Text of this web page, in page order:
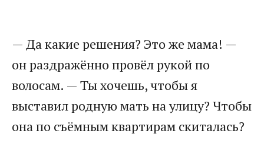
— Да какие решения? Это же мама! —
он раздражённо провёл рукой по
волосам. — Ты хочешь, чтобы я
выставил родную мать на улицу? Чтобы
она по съёмным квартирам скиталась?